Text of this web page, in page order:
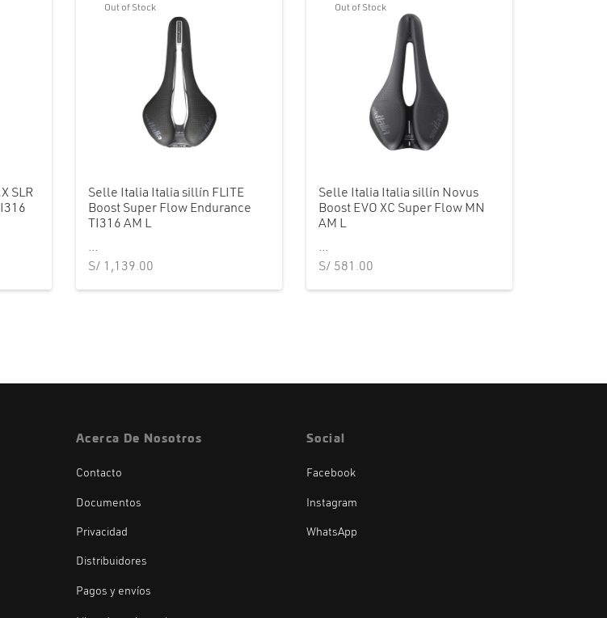
SLR
Out of Stock
Selle Italia Italia sillín FLITE
Boost Super Flow Endurance
TI316 AM L
...
S/ 1,139.00
Out of Stock
Selle Italia Italia sillín Novus
Boost EVO XC Super Flow MN
AM L
...
S/ 581.00
Acerca De Nosotros
Contacto
Documentos
Privacidad
Distribuidores
Pagos y envíos
Social
Facebook
Instagram
WhatsApp